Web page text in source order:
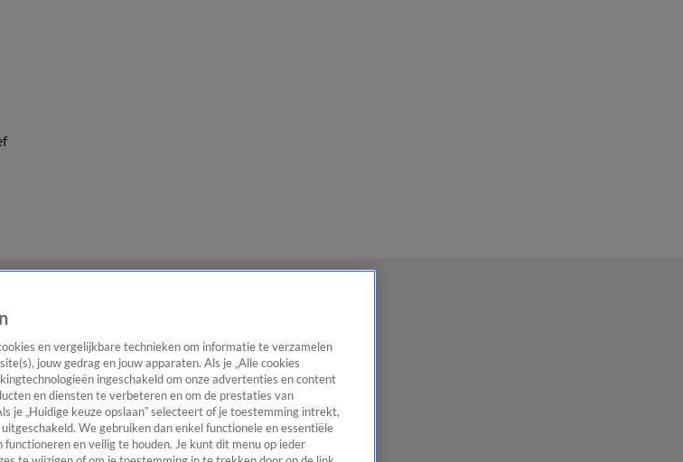
en vergelijkbare technieken om informatie te verzamelen
jouw gedrag en jouw apparaten. Als je „Alle cookies
ingeschakeld om onze advertenties en content
en diensten te verbeteren en om de prestaties van
je „Huidige keuze opslaan” selecteert of je toestemming intrekt,
We gebruiken dan enkel functionele en essentiële
en veilig te houden. Je kunt dit menu op ieder